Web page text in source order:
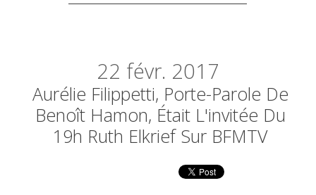
22 févr. 2017
Aurélie Filippetti, Porte-Parole De
Benoît Hamon, Était L'invitée Du
19h Ruth Elkrief Sur BFMTV